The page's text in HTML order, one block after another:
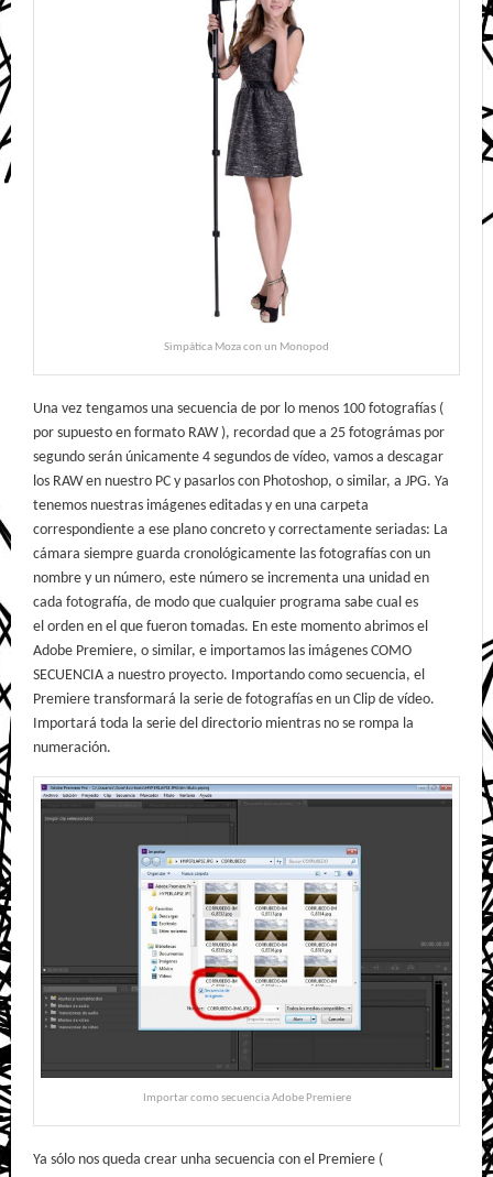
Simpática Moza con un Monopod
Una vez tengamos una secuencia de por lo menos 100 fotografías (
por supuesto en formato RAW ), recordad que a 25 fotográmas por
segundo serán únicamente 4 segundos de vídeo, vamos a descagar
los RAW en nuestro PC y pasarlos con Photoshop, o similar, a JPG. Ya
tenemos nuestras imágenes editadas y en una carpeta
correspondiente a ese plano concreto y correctamente seriadas: La
cámara siempre guarda cronológicamente las fotografías con un
nombre y un número, este número se incrementa una unidad en
cada fotografía, de modo que cualquier programa sabe cual es
el orden en el que fueron tomadas. En este momento abrimos el
Adobe Premiere, o similar, e importamos las imágenes COMO
SECUENCIA a nuestro proyecto. Importando como secuencia, el
Premiere transformará la serie de fotografías en un Clip de vídeo.
Importará toda la serie del directorio mientras no se rompa la
numeración.
Importar como secuencia Adobe Premiere
Ya sólo nos queda crear unha secuencia con el Premiere (